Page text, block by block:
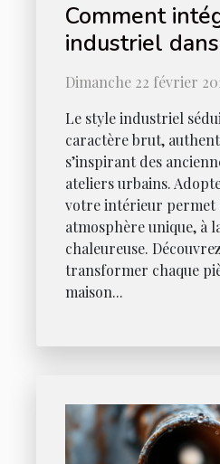
Comment
industriel
intérieur ?
Dimanche 22 février
Le style industriel
caractère brut,
s’inspirant des
ateliers urbains.
votre intérieur permet
atmosphère unique, à
chaleureuse.
transformer chaque
maison...